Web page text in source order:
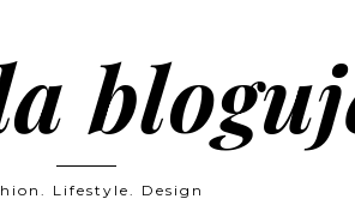
Lifestyle. Design